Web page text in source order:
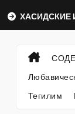
ХАСИДСКИЕ
Тегилим